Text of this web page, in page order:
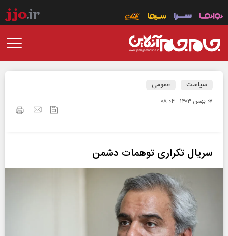
سیاست عمومی
۰۷ بهمن ۱۴۰۳ - ۰۸:۰۴
سریال تکراری توهمات دشمن